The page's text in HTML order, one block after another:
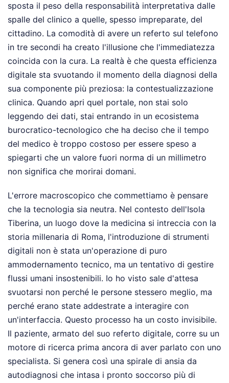
sposta il peso della responsabilità interpretativa dalle
spalle del clinico a quelle, spesso impreparate, del
cittadino. La comodità di avere un referto sul telefono
in tre secondi ha creato l'illusione che l'immediatezza
coincida con la cura. La realtà è che questa efficienza
digitale sta svuotando il momento della diagnosi della
sua componente più preziosa: la contestualizzazione
clinica. Quando apri quel portale, non stai solo
leggendo dei dati, stai entrando in un ecosistema
burocratico-tecnologico che ha deciso che il tempo
del medico è troppo costoso per essere speso a
spiegarti che un valore fuori norma di un millimetro
non significa che morirai domani.
L'errore macroscopico che commettiamo è pensare
che la tecnologia sia neutra. Nel contesto dell'Isola
Tiberina, un luogo dove la medicina si intreccia con la
storia millenaria di Roma, l'introduzione di strumenti
digitali non è stata un'operazione di puro
ammodernamento tecnico, ma un tentativo di gestire
flussi umani insostenibili. Io ho visto sale d'attesa
svuotarsi non perché le persone stessero meglio, ma
perché erano state addestrate a interagire con
un'interfaccia. Questo processo ha un costo invisibile.
Il paziente, armato del suo referto digitale, corre su un
motore di ricerca prima ancora di aver parlato con uno
specialista. Si genera così una spirale di ansia da
autodiagnosi che intasa i pronto soccorso più di